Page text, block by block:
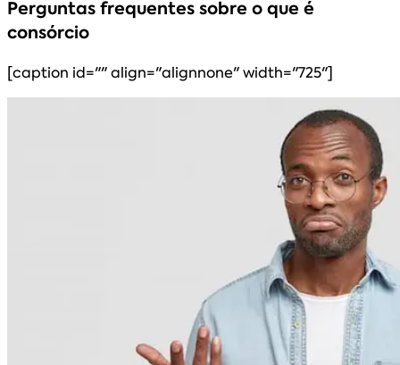
Perguntas frequentes sobre o que é
consórcio
[caption id="" align="alignnone" width="725"]